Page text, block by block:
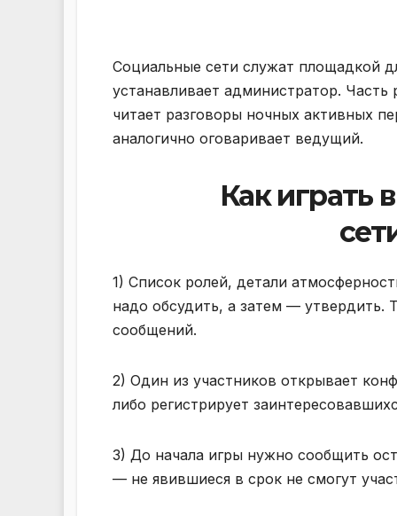
Социальные сети служат площадкой
устанавливает администратор.
читает разговоры ночных активных
аналогично оговаривает ведущий.
Как играть
1) Список ролей, детали
надо обсудить, а затем — утвердить.
сообщений.
2) Один из участников открывает
либо регистрирует
3) До начала игры нужно сообщить
— не явившиеся в срок не смогут